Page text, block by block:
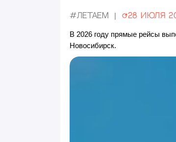
#Летаем Обновлено:
28 июля
В 2026 году прямые рейсы
Новосибирск.